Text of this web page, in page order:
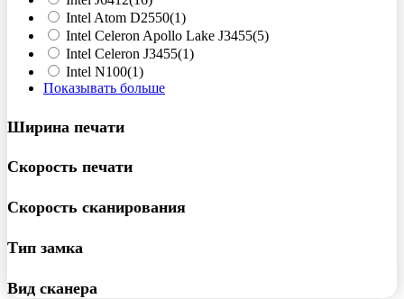
Intel Atom D2550(1)
Intel Celeron Apollo Lake J3455(5)
Intel Celeron J3455(1)
Intel N100(1)
Показывать больше
Ширина печати
Скорость печати
Скорость сканирования
Тип замка
Вид сканера